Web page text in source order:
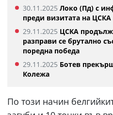
30.11.2025 Локо (Пд) с
преди визитата на ЦСКА
29.11.2025 ЦСКА
разправи се брутално
поредна победа
29.11.2025 Ботев
Колежа
По този начин